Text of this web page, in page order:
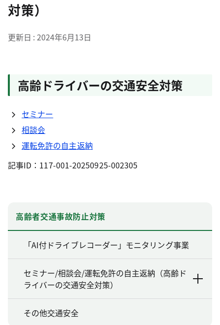
対策）
更新日 2024年6月13日
高齢ドライバーの交通安全対策
セミナー
相談会
運転免許の自主返納
記事ID：117-001-20250925-002305
高齢者交通事故防止対策
「AI付ドライブレコーダー」モニタリング事業
セミナー/相談会/運転免許の自主返納（高齢ド
ライバーの交通安全対策）
その他交通安全